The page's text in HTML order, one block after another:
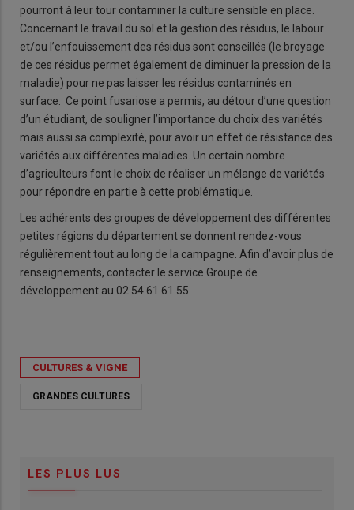
pourront à leur tour contaminer la culture sensible en place.
Concernant le travail du sol et la gestion des résidus, le labour
et/ou l’enfouissement des résidus sont conseillés (le broyage
de ces résidus permet également de diminuer la pression de la
maladie) pour ne pas laisser les résidus contaminés en
surface. Ce point fusariose a permis, au détour d’une question
d’un étudiant, de souligner l’importance du choix des variétés
mais aussi sa complexité, pour avoir un effet de résistance des
variétés aux différentes maladies. Un certain nombre
d’agriculteurs font le choix de réaliser un mélange de variétés
pour répondre en partie à cette problématique.
Les adhérents des groupes de développement des différentes
petites régions du département se donnent rendez-vous
régulièrement tout au long de la campagne. Afin d’avoir plus de
renseignements, contacter le service Groupe de
développement au 02 54 61 61 55.
CULTURES & VIGNE
GRANDES CULTURES
LES PLUS LUS